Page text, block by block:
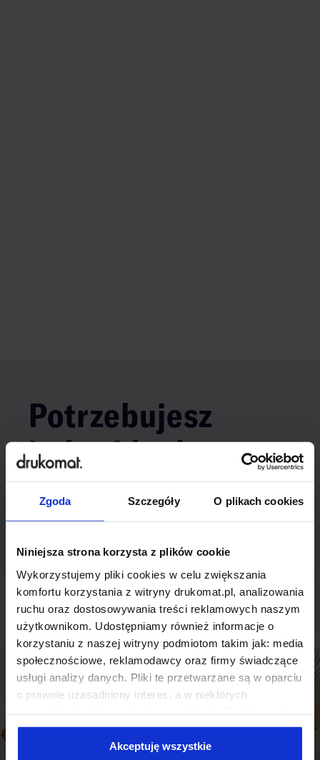
Zgoda Szczegóły O plikach cookies
Niniejsza strona korzysta z plików cookie
Wykorzystujemy pliki cookies w celu zwiększania
komfortu korzystania z witryny drukomat.pl, analizowania
ruchu oraz dostosowywania treści reklamowych naszym
użytkownikom. Udostępniamy również informacje o
korzystaniu z naszej witryny podmiotom takim jak: media
społecznościowe, reklamodawcy oraz firmy świadczące
usługi analizy danych. Pliki te przetwarzane są w oparciu
o prawnie uzasadniony interes, a w niektórych
Niektóre z plików cookies dostarczane i przetwarzane są
przez naszych zewnętrznych partnerów, z których listą
Akceptuję wszystkie
Potrzebujesz
indywidualnego
rozwiązania?
Odezwij się do nas, aby omówić
Skontaktuj się